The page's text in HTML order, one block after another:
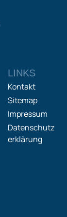
LINKS
Kontakt
Sitemap
Impressum
Datenschutz
erklärung